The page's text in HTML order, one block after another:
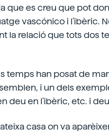
que es creu que pot
vascónico i l'ibèric.
la relació que tots dos
temps han posat de
i un dels
deu en l'ibèric, etc. i
casa on va